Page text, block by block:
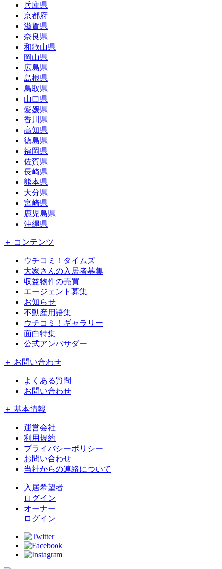
兵庫県
京都府
滋賀県
奈良県
和歌山県
岡山県
広島県
島根県
鳥取県
山口県
愛媛県
香川県
高知県
徳島県
福岡県
佐賀県
長崎県
熊本県
大分県
宮崎県
鹿児島県
沖縄県
＋ コンテンツ
ウチコミ！タイムズ
大家さんの入居者募集
収益物件の売買
エージェント募集
お知らせ
不動産用語集
ウチコミ！ギャラリー
面白特集
公式アンバサダー
＋ お問い合わせ
よくある質問
お問い合わせ
＋ 基本情報
運営会社
利用規約
プライバシーポリシー
お問い合わせ
当社からの連絡について
入居希望者
ログイン
オーナー
ログイン